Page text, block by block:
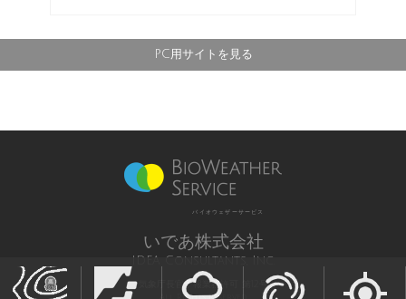
PC用サイトを見る
バイオウェザーサービス
いであ株式会社
IDEA Consultants, Inc.
気象庁長官予報業務許可 第12号
All Rights Reserved,